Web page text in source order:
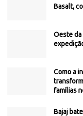
Basalt,
Oeste da
Como a
famílias
Bajaj